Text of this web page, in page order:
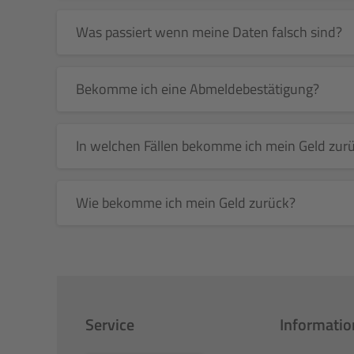
Was passiert wenn meine Daten falsch sind?
Bekomme ich eine Abmeldebestätigung?
In welchen Fällen bekomme ich mein Geld
Wie bekomme ich mein Geld zurück?
Service